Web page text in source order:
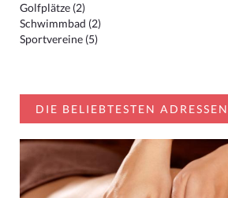
Golfplätze (2)
Schwimmbad (2)
Sportvereine (5)
DIE BELIEBTESTEN ADRESSEN